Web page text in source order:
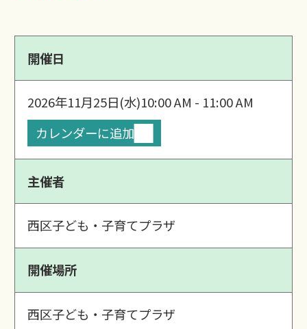
開催日
2026年11月25日(水)10:00 AM - 11:00 AM
カレンダーに追加
主催者
西区子ども・子育てプラザ
開催場所
西区子ども・子育てプラザ